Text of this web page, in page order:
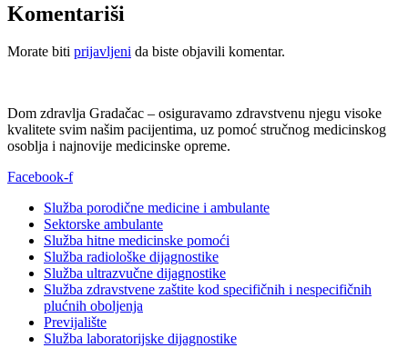
Komentariši
Morate biti prijavljeni da biste objavili komentar.
Dom zdravlja Gradačac – osiguravamo zdravstvenu njegu visoke
kvalitete svim našim pacijentima, uz pomoć stručnog medicinskog
osoblja i najnovije medicinske opreme.
Facebook-f
Služba porodične medicine i ambulante
Sektorske ambulante
Služba hitne medicinske pomoći
Služba radiološke dijagnostike
Služba ultrazvučne dijagnostike
Služba zdravstvene zaštite kod specifičnih i nespecifičnih
plućnih oboljenja
Previjalište
Služba laboratorijske dijagnostike